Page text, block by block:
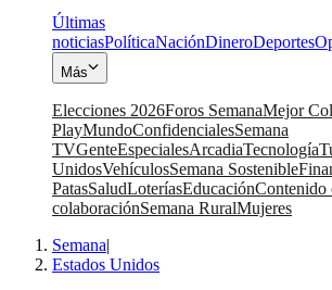
Últimas
noticiasPolíticaNaciónDineroDeportes
Más
Elecciones 2026Foros SemanaMejor
PlayMundoConfidencialesSemana
TVGenteEspecialesArcadiaTecnología
UnidosVehículosSemana Sostenible
PatasSaludLoteríasEducaciónContenido
colaboraciónSemana RuralMujeres
Semana|
Estados Unidos